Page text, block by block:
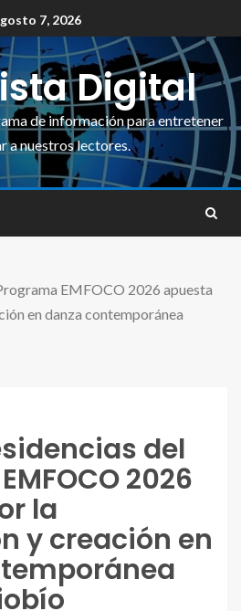
7, 2026
Digital
de información para entretener
a nuestros lectores.
EMFOCO 2026 apuesta
en danza contemporánea
del
2026
la
y creación en